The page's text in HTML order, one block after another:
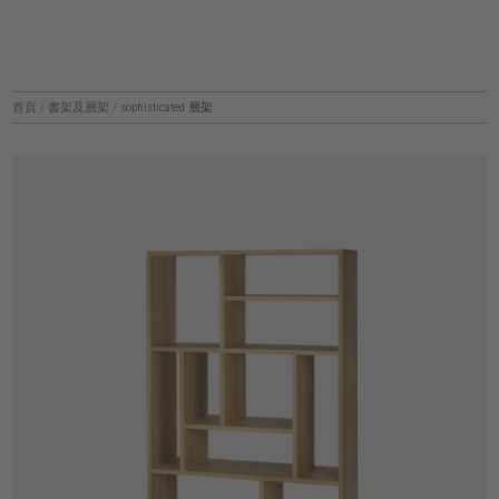
首頁 / 書架及層架 / sophisticated 層架